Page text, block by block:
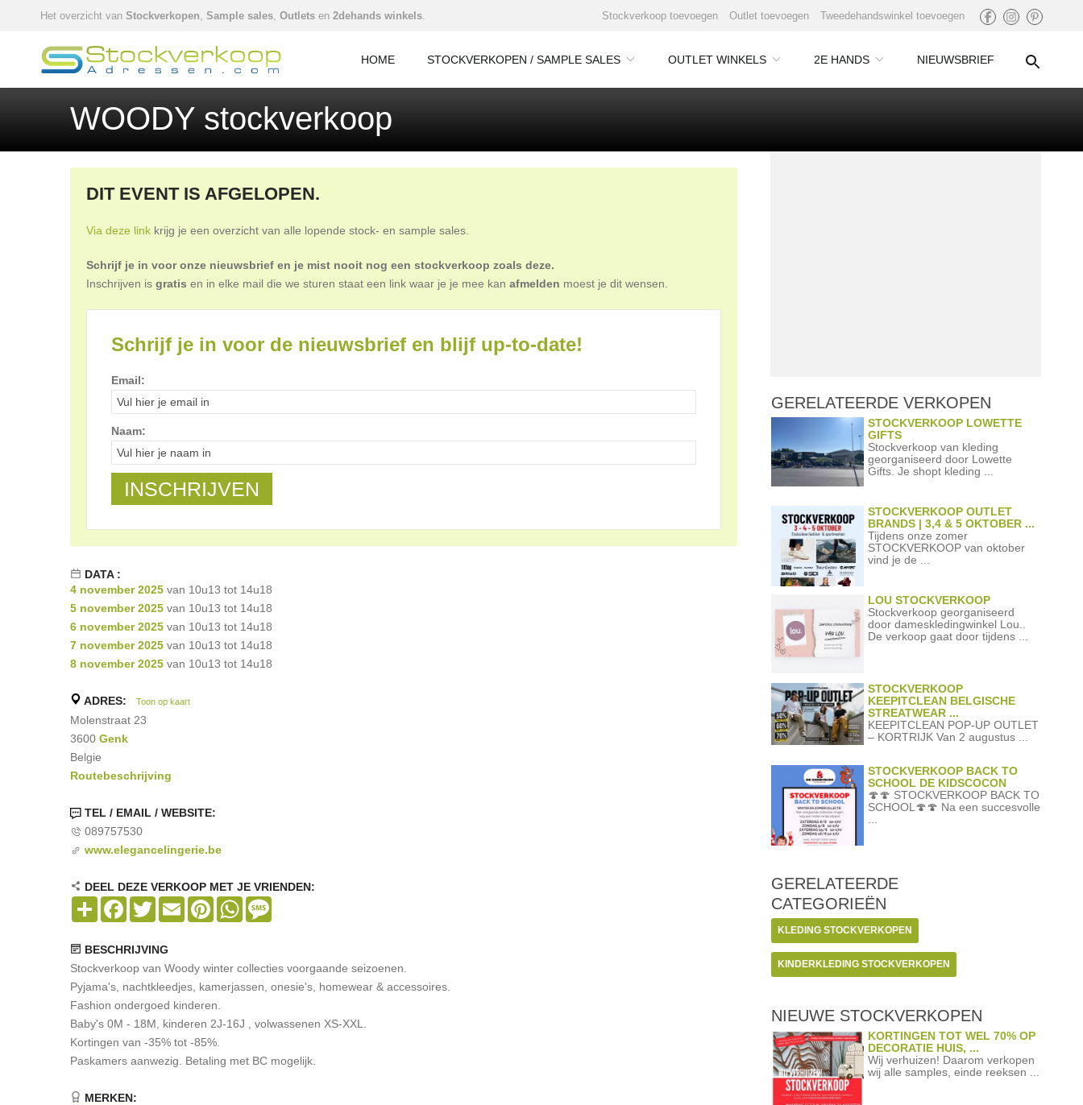
Het overzicht van Stockverkopen, Sample sales, Outlets en 2dehands winkels. Stockverkoop toevoegen Outlet toevoegen Tweedehandswinkel toevoegen
HOME STOCKVERKOPEN / SAMPLE SALES OUTLET WINKELS 2E HANDS NIEUWSBRIEF
WOODY stockverkoop
DIT EVENT IS AFGELOPEN.
Via deze link krijg je een overzicht van alle lopende stock- en sample sales.
Schrijf je in voor onze nieuwsbrief en je mist nooit nog een stockverkoop zoals deze.
Inschrijven is gratis en in elke mail die we sturen staat een link waar je je mee kan afmelden moest je dit wensen.
Schrijf je in voor de nieuwsbrief en blijf up-to-date!
Email:
Naam:
DATA :
4 november 2025 van 10u13 tot 14u18
5 november 2025 van 10u13 tot 14u18
6 november 2025 van 10u13 tot 14u18
7 november 2025 van 10u13 tot 14u18
8 november 2025 van 10u13 tot 14u18
ADRES: Toon op kaart
Molenstraat 23
3600 Genk
Belgie
Routebeschrijving
TEL / EMAIL / WEBSITE:
089757530
www.elegancelingerie.be
DEEL DEZE VERKOOP MET JE VRIENDEN:
Share Facebook
TwitterEmail PinterestWhatsApp
BESCHRIJVING
Stockverkoop van Woody winter collecties voorgaande seizoenen.
Pyjama's, nachtkleedjes, kamerjassen, onesie's, homewear & accessoires.
Fashion ondergoed kinderen.
Baby's 0M - 18M, kinderen 2J-16J , volwassenen XS-XXL.
Kortingen van -35% tot -85%.
Paskamers aanwezig. Betaling met BC mogelijk.
MERKEN:
GERELATEERDE VERKOPEN
STOCKVERKOOP LOWETTE
GIFTS
Stockverkoop van kleding
georganiseerd door Lowette
Gifts. Je shopt kleding ...
STOCKVERKOOP OUTLET
BRANDS | 3,4 & 5 OKTOBER ...
Tijdens onze zomer
STOCKVERKOOP van oktober
vind je de ...
LOU STOCKVERKOOP
Stockverkoop georganiseerd
door dameskledingwinkel Lou..
De verkoop gaat door tijdens ...
STOCKVERKOOP
KEEPITCLEAN BELGISCHE
STREATWEAR ...
KEEPITCLEAN POP-UP OUTLET
– KORTRIJK Van 2 augustus ...
STOCKVERKOOP BACK TO
SCHOOL DE KIDSCOCON
🍄🍄 STOCKVERKOOP BACK TO
SCHOOL🍄🍄 Na een succesvolle
GERELATEERDE
CATEGORIEËN
KLEDING STOCKVERKOPEN
KINDERKLEDING STOCKVERKOPEN
NIEUWE STOCKVERKOPEN
KORTINGEN TOT WEL 70% OP
DECORATIE HUIS, ...
Wij verhuizen! Daarom verkopen
wij alle samples, einde reeksen ...